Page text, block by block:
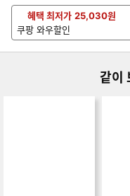
혜택 최저가 25,030원
쿠팡 와우할인
같이